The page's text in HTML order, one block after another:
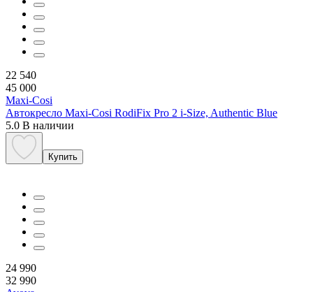
22 540
45 000
Maxi-Cosi
Автокресло Maxi-Cosi RodiFix Pro 2 i-Size, Authentic Blue
5.0 В наличии
Купить
24 990
32 990